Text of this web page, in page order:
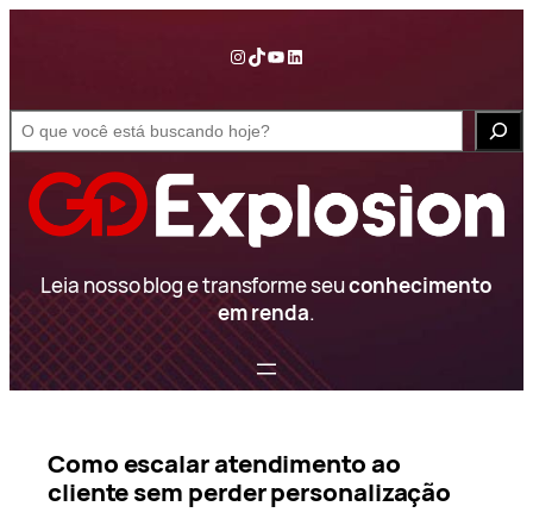
conteúdo
InstagramTikTok YouTube LinkedIn
e
Leia nosso blog e transforme seuconhecimento
em renda.
Como escalar atendimento ao
cliente sem perder personalização